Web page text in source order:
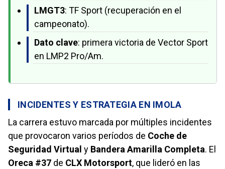
LMGT3: TF Sport (recuperación en el
campeonato).
Dato clave: primera victoria de Vector Sport
en LMP2 Pro/Am.
INCIDENTES Y ESTRATEGIA EN IMOLA
La carrera estuvo marcada por múltiples incidentes
que provocaron varios períodos de Coche de
Seguridad Virtual y Bandera Amarilla Completa. El
Oreca #37 de CLX Motorsport, que lideró en las